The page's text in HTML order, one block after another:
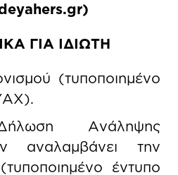
.gr)
ΓΙΑ ΙΔΙΩΤΗ
(τυποποιημένο
Ανάληψης
αναλαμβάνει την
έντυπο